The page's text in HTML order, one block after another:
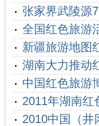
张家界武陵源
全国红色旅游
新疆旅游地图
湖南大力推动
中国红色旅游
2011年湖南红
2010中国（井